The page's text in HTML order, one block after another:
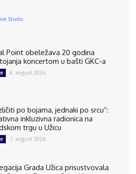
Studio
Point obeležava 20 godina
koncertom u bašti GKC-a
8. avgust 2026.
po bojama, jednaki po srcu“:
inkluzivna radionica na
trgu u Užicu
7. avgust 2026.
Grada Užica prisustvovala